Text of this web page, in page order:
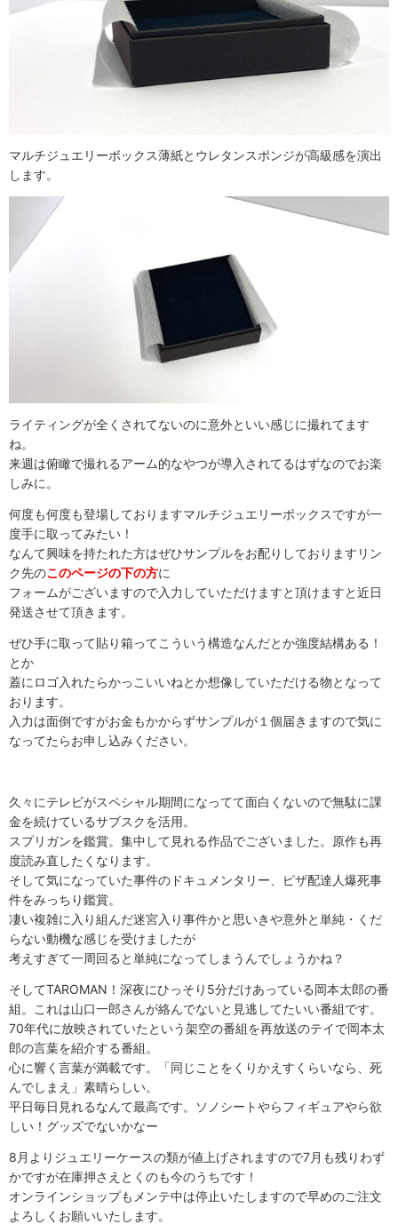
マルチジュエリーボックス薄紙とウレタンスポンジが高級感を演出
します。
ライティングが全くされてないのに意外といい感じに撮れてます
ね。
来週は俯瞰で撮れるアーム的なやつが導入されてるはずなのでお楽
しみに。
何度も何度も登場しておりますマルチジュエリーボックスですが一
度手に取ってみたい！
なんて興味を持たれた方はぜひサンプルをお配りしておりますリン
ク先のこのページの下の方に
フォームがございますので入力していただけますと頂けますと近日
発送させて頂きます。
ぜひ手に取って貼り箱ってこういう構造なんだとか強度結構ある！
とか
蓋にロゴ入れたらかっこいいねとか想像していただける物となって
おります。
入力は面倒ですがお金もかからずサンプルが１個届きますので気に
なってたらお申し込みください。
久々にテレビがスペシャル期間になってて面白くないので無駄に課
金を続けているサブスクを活用。
スプリガンを鑑賞。集中して見れる作品でございました。原作も再
度読み直したくなります。
そして気になっていた事件のドキュメンタリー、ピザ配達人爆死事
件をみっちり鑑賞。
凄い複雑に入り組んだ迷宮入り事件かと思いきや意外と単純・くだ
らない動機な感じを受けましたが
考えすぎて一周回ると単純になってしまうんでしょうかね？
そしてTAROMAN！深夜にひっそり5分だけあっている岡本太郎の番
組。これは山口一郎さんが絡んでないと見逃してたいい番組です。
70年代に放映されていたという架空の番組を再放送のテイで岡本太
郎の言葉を紹介する番組。
心に響く言葉が満載です。「同じことをくりかえすくらいなら、死
んでしまえ」素晴らしい。
平日毎日見れるなんて最高です。ソノシートやらフィギュアやら欲
しい！グッズでないかなー
8月よりジュエリーケースの類が値上げされますので7月も残りわず
かですが在庫押さえとくのも今のうちです！
オンラインショップもメンテ中は停止いたしますので早めのご注文
よろしくお願いいたします。